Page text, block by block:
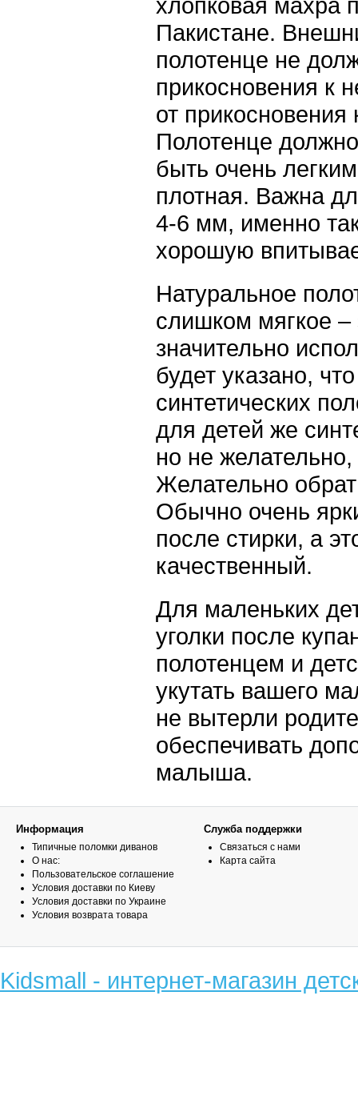
Пакистане.
полотенце не
прикосновения к
от
Полотенце
быть очень
плотная. Важна
4-6 мм, именно
хорошую
Натуральное
слишком мягкое –
значительно
будет указано,
синтетических
для детей же
но не
Желательно
Обычно очень
после стирки, а
качественный.
Для маленьких
уголки после
полотенцем и
укутать вашего
не вытерли
обеспечивать
малыша.
Информация
Типичные поломки диванов
О нас:
Пользовательское соглашение
Условия доставки по Киеву
Условия доставки по Украине
Условия возврата товара
Служба поддержки
Связаться с нами
Карта сайта
Kidsmall - интернет-магазин